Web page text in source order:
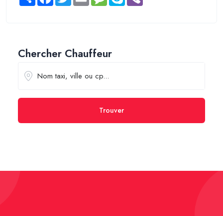
Chercher Chauffeur
Trouver